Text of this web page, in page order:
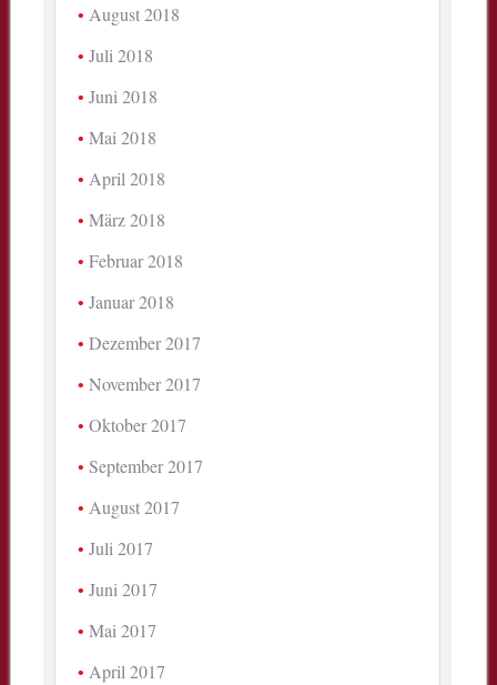
August 2018
Juli 2018
Juni 2018
Mai 2018
April 2018
März 2018
Februar 2018
Januar 2018
Dezember 2017
November 2017
Oktober 2017
September 2017
August 2017
Juli 2017
Juni 2017
Mai 2017
April 2017